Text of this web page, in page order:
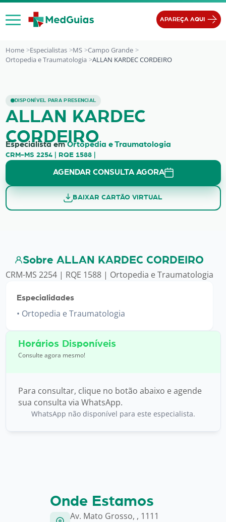
Ir para o conteúdo
APAREÇA AQUI
Home Especialistas MS
Campo Grande
Ortopedia e Traumatologia
ALLAN KARDEC CORDEIRO
DISPONÍVEL PARA PRESENCIAL
ALLAN KARDEC CORDEIRO
ALLAN KARDEC
CORDEIRO
Especialista emOrtopedia e Traumatologia
CRM-MS 2254 | RQE 1588 |
AGENDAR CONSULTA AGORA
BAIXAR CARTÃO VIRTUAL
Sobre ALLAN KARDEC CORDEIRO
CRM-MS 2254 | RQE 1588 | Ortopedia e Traumatologia
Especialidades
Ortopedia e Traumatologia
Horários Disponíveis
Consulte agora mesmo!
Para consultar, clique no botão abaixo e agende
sua consulta via WhatsApp.
WhatsApp não disponível para este especialista.
Onde Estamos
Av. Mato Grosso, , 1111